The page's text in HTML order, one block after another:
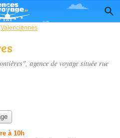
Valenciennes
agence de voyage située rue
à 10h